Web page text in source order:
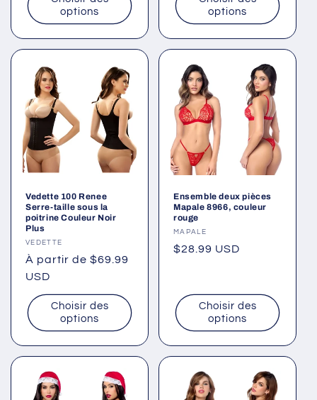
options
options
Vedette 100 Renee
Serre-taille sous la
poitrine Couleur Noir
Plus
Fournisseur :
VEDETTE
Prix
habituel
À partir de $69.99
USD
Choisir des
options
Ensemble deux pièces
Mapale 8966, couleur
rouge
Fournisseur :
MAPALE
Prix
$28.99 USD
Choisir des
options